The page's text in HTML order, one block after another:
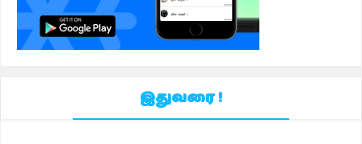
இதுவரை !